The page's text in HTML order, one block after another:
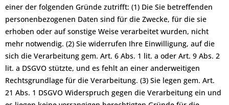
einer der folgenden Gründe zutrifft: (1) Die Sie betreffenden
personenbezogenen Daten sind für die Zwecke, für die sie
erhoben oder auf sonstige Weise verarbeitet wurden, nicht
mehr notwendig. (2) Sie widerrufen Ihre Einwilligung, auf die
sich die Verarbeitung gem. Art. 6 Abs. 1 lit. a oder Art. 9 Abs. 2
lit. a DSGVO stützte, und es fehlt an einer anderweitigen
Rechtsgrundlage für die Verarbeitung. (3) Sie legen gem. Art.
21 Abs. 1 DSGVO Widerspruch gegen die Verarbeitung ein und